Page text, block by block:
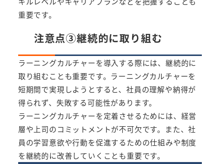
重要です。
注意点③継続的に取り組む
ラーニングカルチャーを導入する際には、継続的に
取り組むことも重要です。ラーニングカルチャーを
短期間で実現しようとすると、社員の理解や納得が
得られず、失敗する可能性があります。
ラーニングカルチャーを定着させるためには、経営
層や上司のコミットメントが不可欠です。また、社
員の学習意欲や行動を促進するための仕組みや制度
を継続的に改善していくことも重要です。